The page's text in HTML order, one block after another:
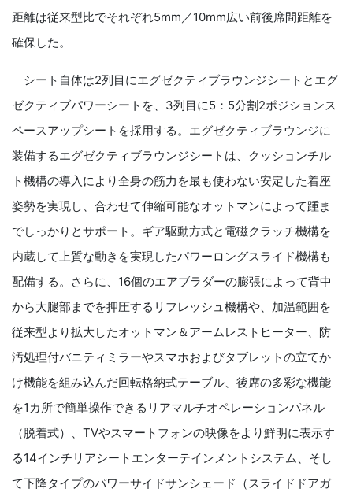
距離は従来型比でそれぞれ5mm／10mm広い前後席間距離を
確保した。
シート自体は2列目にエグゼクティブラウンジシートとエグ
ゼクティブパワーシートを、3列目に5：5分割2ポジションス
ペースアップシートを採用する。エグゼクティブラウンジに
装備するエグゼクティブラウンジシートは、クッションチル
ト機構の導入により全身の筋力を最も使わない安定した着座
姿勢を実現し、合わせて伸縮可能なオットマンによって踵ま
でしっかりとサポート。ギア駆動方式と電磁クラッチ機構を
内蔵して上質な動きを実現したパワーロングスライド機構も
配備する。さらに、16個のエアブラダーの膨張によって背中
から大腿部までを押圧するリフレッシュ機構や、加温範囲を
従来型より拡大したオットマン＆アームレストヒーター、防
汚処理付バニティミラーやスマホおよびタブレットの立てか
け機能を組み込んだ回転格納式テーブル、後席の多彩な機能
を1カ所で簡単操作できるリアマルチオペレーションパネル
（脱着式）、TVやスマートフォンの映像をより鮮明に表示す
る14インチリアシートエンターテインメントシステム、そし
て下降タイプのパワーサイドサンシェード（スライドドアガ